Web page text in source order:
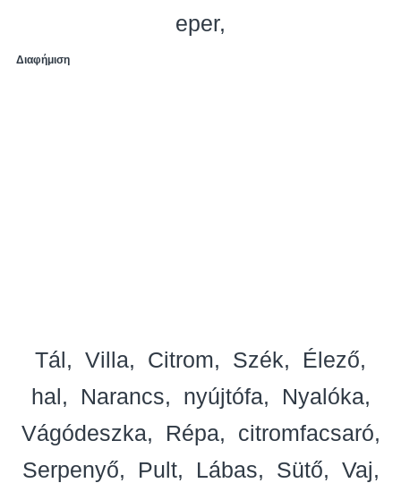
eper
Διαφήμιση
Tál Villa Citrom Szék
Élező
hal
Narancs nyújtófa
Nyalóka
Vágódeszka
Répa
citromfacsaró
Serpenyő
Pult Lábas Sütő
Vaj